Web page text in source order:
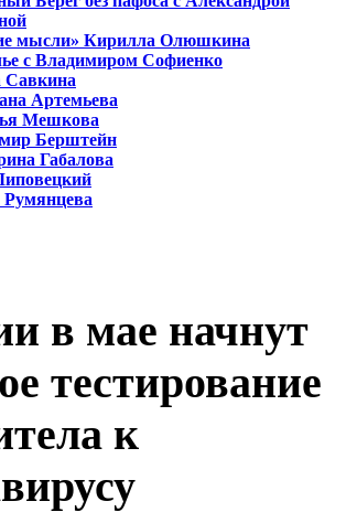
мысли» Кирилла Олюшкина
с Владимиром Софиенко
Савкина
Артемьева
Мешкова
Берштейн
Габалова
в мае начнут
тестирование
к